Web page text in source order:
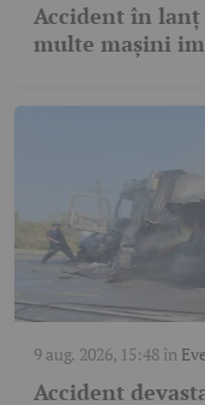
Accident în lanț
multe mașini
9 aug. 2026, 15:48în
Accident